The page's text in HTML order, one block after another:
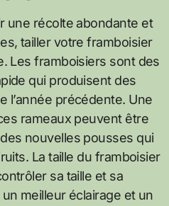
une récolte abondante et
tailler votre framboisier
Les framboisiers sont des
qui produisent des
l’année précédente. Une
rameaux peuvent être
nouvelles pousses qui
La taille du framboisier
sa taille et sa
meilleur éclairage et un